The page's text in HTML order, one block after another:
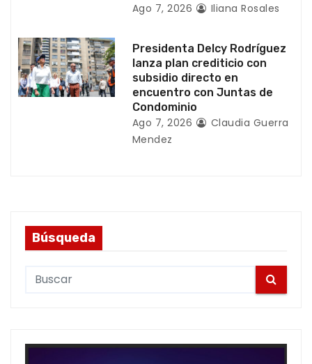
s
Ago 7, 2026 Iliana Rosales
Presidenta Delcy Rodríguez
lanza plan crediticio con
subsidio directo en
encuentro con Juntas de
Condominio
Ago 7, 2026
Claudia Guerra
Mendez
Búsqueda
c